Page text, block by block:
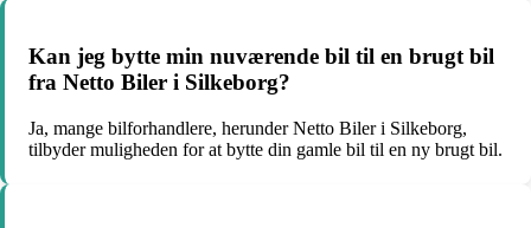
Kan jeg bytte min nuværende bil til en brugt bil
fra Netto Biler i Silkeborg?
Ja, mange bilforhandlere, herunder Netto Biler i Silkeborg,
tilbyder muligheden for at bytte din gamle bil til en ny brugt bil.